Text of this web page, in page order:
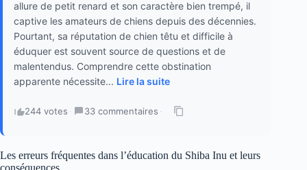
allure de petit renard et son caractère bien trempé, il
captive les amateurs de chiens depuis des décennies.
Pourtant, sa réputation de chien têtu et difficile à
éduquer est souvent source de questions et de
malentendus. Comprendre cette obstination
apparente nécessite... Lire la suite
244 votes · 33 commentaires ·
Les erreurs fréquentes dans l’éducation du Shiba Inu et leurs
conséquences